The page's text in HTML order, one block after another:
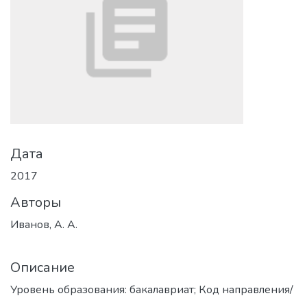
Дата
2017
Авторы
Иванов, А. А.
Описание
Уровень образования: бакалавриат; Код направления/